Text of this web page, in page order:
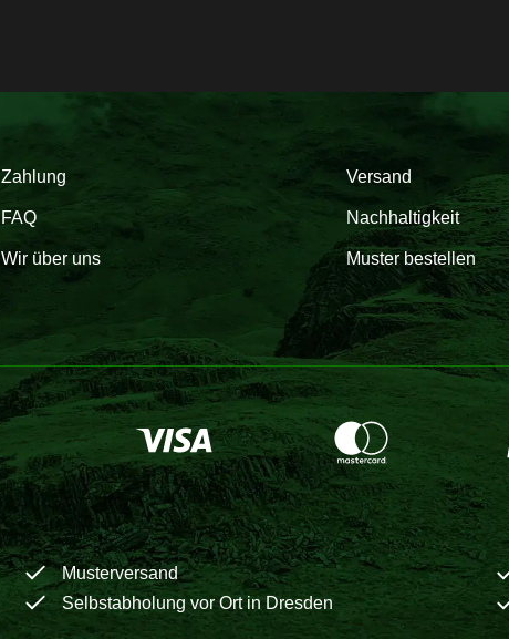
Zahlung Versand
FAQ Nachhaltigkeit
Wir über uns Muster bestellen
Musterversand
Selbstabholung vor Ort in Dresden